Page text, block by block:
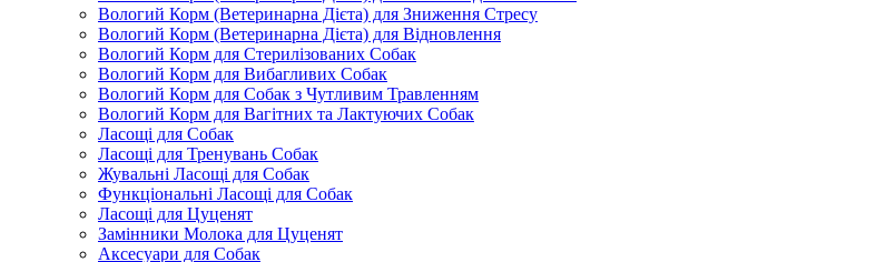
Вологий Корм (Ветеринарна Дієта) для Зниження Стресу
Вологий Корм (Ветеринарна Дієта) для Відновлення
Вологий Корм для Стерилізованих Собак
Вологий Корм для Вибагливих Собак
Вологий Корм для Собак з Чутливим Травленням
Вологий Корм для Вагітних та Лактуючих Собак
Ласощі для Собак
Ласощі для Тренувань Собак
Жувальні Ласощі для Собак
Функціональні Ласощі для Собак
Ласощі для Цуценят
Замінники Молока для Цуценят
Аксесуари для Собак